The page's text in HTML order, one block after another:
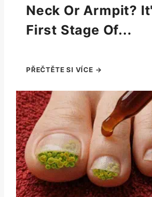
Neck Or Armpit?
First Stage Of...